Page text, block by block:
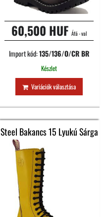
60,500 HUF Áfá - val
Import kód:135/136/O/CR BR
Készlet
Variációk választása
Steel Bakancs 15 Lyukú Sárga